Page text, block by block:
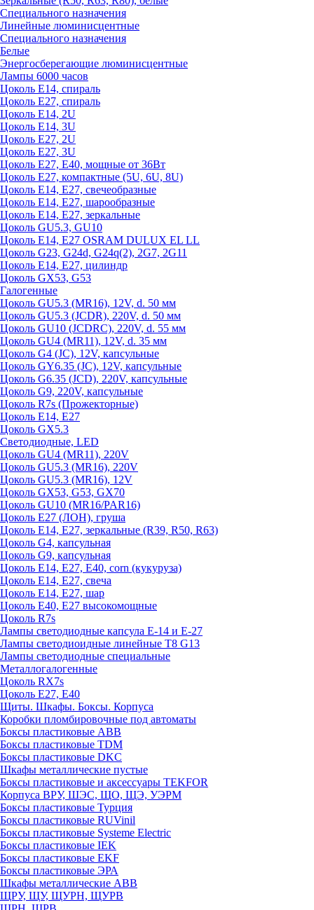
Специального назначения
Линейные люминисцентные
Специального назначения
Белые
Энергосберегающие люминисцентные
Лампы 6000 часов
Цоколь Е14, спираль
Цоколь Е27, спираль
Цоколь Е14, 2U
Цоколь Е14, 3U
Цоколь Е27, 2U
Цоколь Е27, 3U
Цоколь Е27, Е40, мощные от 36Вт
Цоколь Е27, компактные (5U, 6U, 8U)
Цоколь Е14, Е27, свечеобразные
Цоколь Е14, Е27, шарообразные
Цоколь Е14, Е27, зеркальные
Цоколь GU5.3, GU10
Цоколь Е14, Е27 OSRAM DULUX EL LL
Цоколь G23, G24d, G24q(2), 2G7, 2G11
Цоколь Е14, Е27, цилиндр
Цоколь GX53, G53
Галогенные
Цоколь GU5.3 (MR16), 12V, d. 50 мм
Цоколь GU5.3 (JCDR), 220V, d. 50 мм
Цоколь GU10 (JCDRC), 220V, d. 55 мм
Цоколь GU4 (MR11), 12V, d. 35 мм
Цоколь G4 (JC), 12V, капсульные
Цоколь GY6.35 (JC), 12V, капсульные
Цоколь G6.35 (JCD), 220V, капсульные
Цоколь G9, 220V, капсульные
Цоколь R7s (Прожекторные)
Цоколь E14, E27
Цоколь GX5.3
Светодиодные, LED
Цоколь GU4 (MR11), 220V
Цоколь GU5.3 (MR16), 220V
Цоколь GU5.3 (MR16), 12V
Цоколь GX53, G53, GX70
Цоколь GU10 (MR16/PAR16)
Цоколь Е27 (ЛОН), груша
Цоколь Е14, Е27, зеркальные (R39, R50, R63)
Цоколь G4, капсульная
Цоколь G9, капсульная
Цоколь Е14, Е27, Е40, corn (кукуруза)
Цоколь Е14, Е27, свеча
Цоколь Е14, Е27, шар
Цоколь Е40, Е27 высокомощные
Цоколь R7s
Лампы светодиодные капсула Е-14 и Е-27
Лампы светодиоидные линейные T8 G13
Лампы светодиодные специальные
Металлогалогенные
Цоколь RX7s
Цоколь Е27, E40
Щиты. Шкафы. Боксы. Корпуса
Коробки пломбировочные под автоматы
Боксы пластиковые ABB
Боксы пластиковые TDM
Боксы пластиковые DKC
Шкафы металлические пустые
Боксы пластиковые и аксессуары TEKFOR
Корпуса ВРУ, ШЭС, ЩО, ЩЭ, УЭРМ
Боксы пластиковые Турция
Боксы пластиковые RUVinil
Боксы пластиковые Systeme Electric
Боксы пластиковые IEK
Боксы пластиковые EKF
Боксы пластиковые ЭРА
Шкафы металлические ABB
ЩРУ, ЩУ, ЩУРН, ЩУРВ